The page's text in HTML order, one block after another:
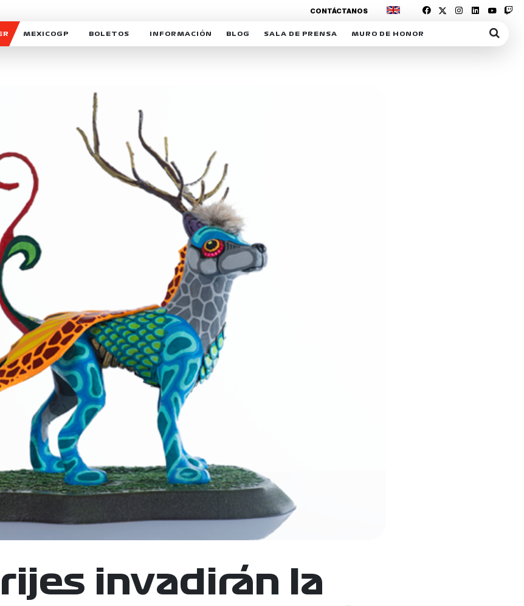
MEXICOGP
SOSTENIBILIDAD
CELEBRA CON NOSOTROS
BOLETOS INFORMACIÓN
MOTORSPORT ACADEMY
VOLUNTARIOS
EXPOSICIÓN FOTOGRÁFICA
CAMPEONATO
PATROCINADORES
LEGALES TICKETMASTER
BLOG SALA DE PRENSA MURO DE HONOR
CONTÁCTANOS
invadirán la